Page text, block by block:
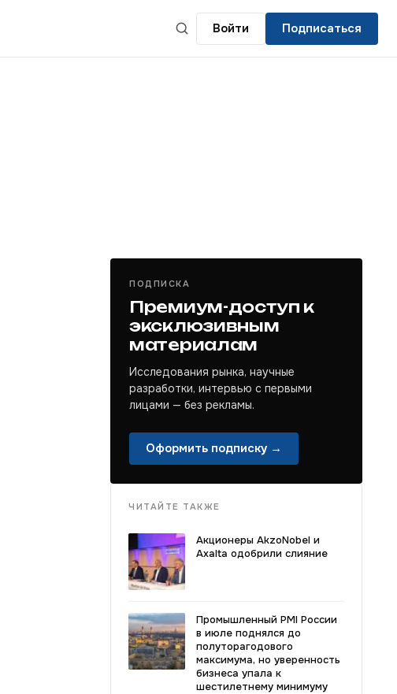
Войти Подписаться
ПОДПИСКА
Премиум-доступ к
эксклюзивным
материалам
Исследования рынка, научные
разработки, интервью с первыми
лицами — без рекламы.
Оформить подписку →
ЧИТАЙТЕ ТАКЖЕ
Акционеры AkzoNobel и
Axalta одобрили слияние
Промышленный PMI России
в июле поднялся до
полуторагодового
максимума, но уверенность
бизнеса упала к
шестилетнему минимуму